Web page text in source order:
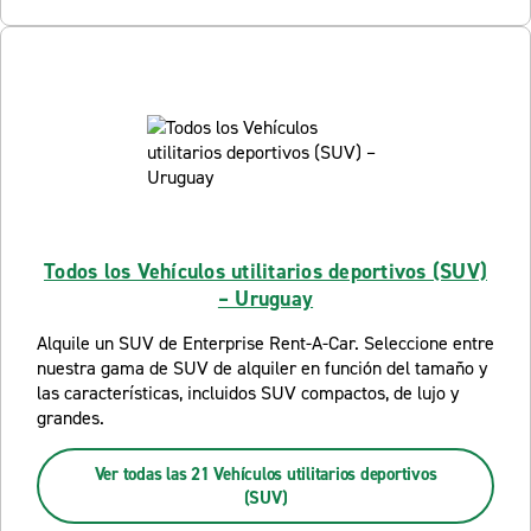
Todos los Vehículos utilitarios deportivos (SUV)
– Uruguay
Alquile un SUV de Enterprise Rent-A-Car. Seleccione entre
nuestra gama de SUV de alquiler en función del tamaño y
las características, incluidos SUV compactos, de lujo y
grandes.
Ver todas las 21 Vehículos utilitarios deportivos
(SUV)